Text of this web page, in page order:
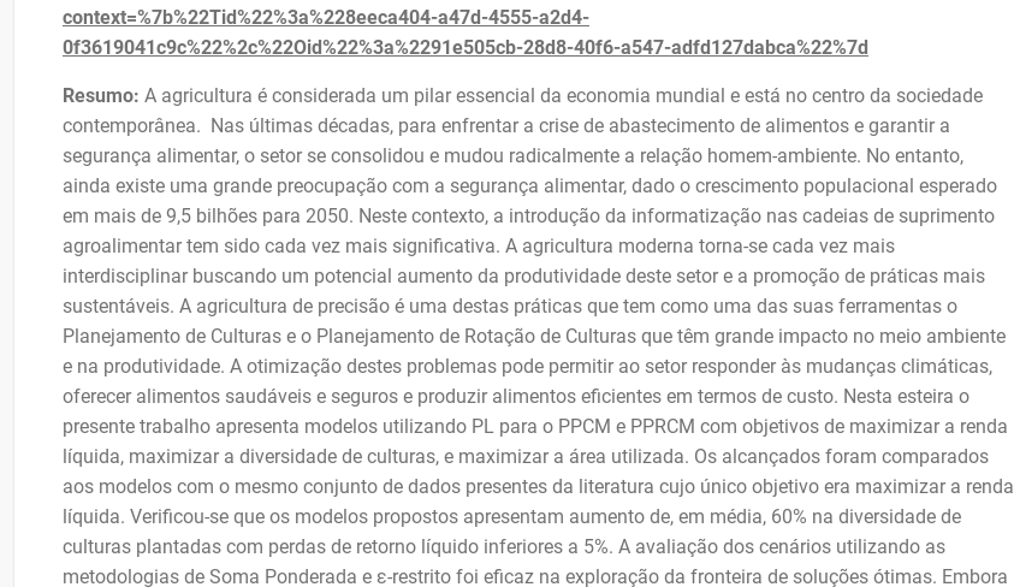
context=%7b%22Tid%22%3a%228eeca404-a47d-4555-a2d4-
0f3619041c9c%22%2c%22Oid%22%3a%2291e505cb-28d8-40f6-a547-adfd127dabca%22%7d
Resumo: A agricultura é considerada um pilar essencial da economia mundial e está no centro da sociedade
contemporânea. Nas últimas décadas, para enfrentar a crise de abastecimento de alimentos e garantir a
segurança alimentar, o setor se consolidou e mudou radicalmente a relação homem-ambiente. No entanto,
ainda existe uma grande preocupação com a segurança alimentar, dado o crescimento populacional esperado
em mais de 9,5 bilhões para 2050. Neste contexto, a introdução da informatização nas cadeias de suprimento
agroalimentar tem sido cada vez mais significativa. A agricultura moderna torna-se cada vez mais
interdisciplinar buscando um potencial aumento da produtividade deste setor e a promoção de práticas mais
sustentáveis. A agricultura de precisão é uma destas práticas que tem como uma das suas ferramentas o
Planejamento de Culturas e o Planejamento de Rotação de Culturas que têm grande impacto no meio ambiente
e na produtividade. A otimização destes problemas pode permitir ao setor responder às mudanças climáticas,
oferecer alimentos saudáveis e seguros e produzir alimentos eficientes em termos de custo. Nesta esteira o
presente trabalho apresenta modelos utilizando PL para o PPCM e PPRCM com objetivos de maximizar a renda
líquida, maximizar a diversidade de culturas, e maximizar a área utilizada. Os alcançados foram comparados
aos modelos com o mesmo conjunto de dados presentes da literatura cujo único objetivo era maximizar a renda
líquida. Verificou-se que os modelos propostos apresentam aumento de, em média, 60% na diversidade de
culturas plantadas com perdas de retorno líquido inferiores a 5%. A avaliação dos cenários utilizando as
metodologias de Soma Ponderada e ε-restrito foi eficaz na exploração da fronteira de soluções ótimas. Embora